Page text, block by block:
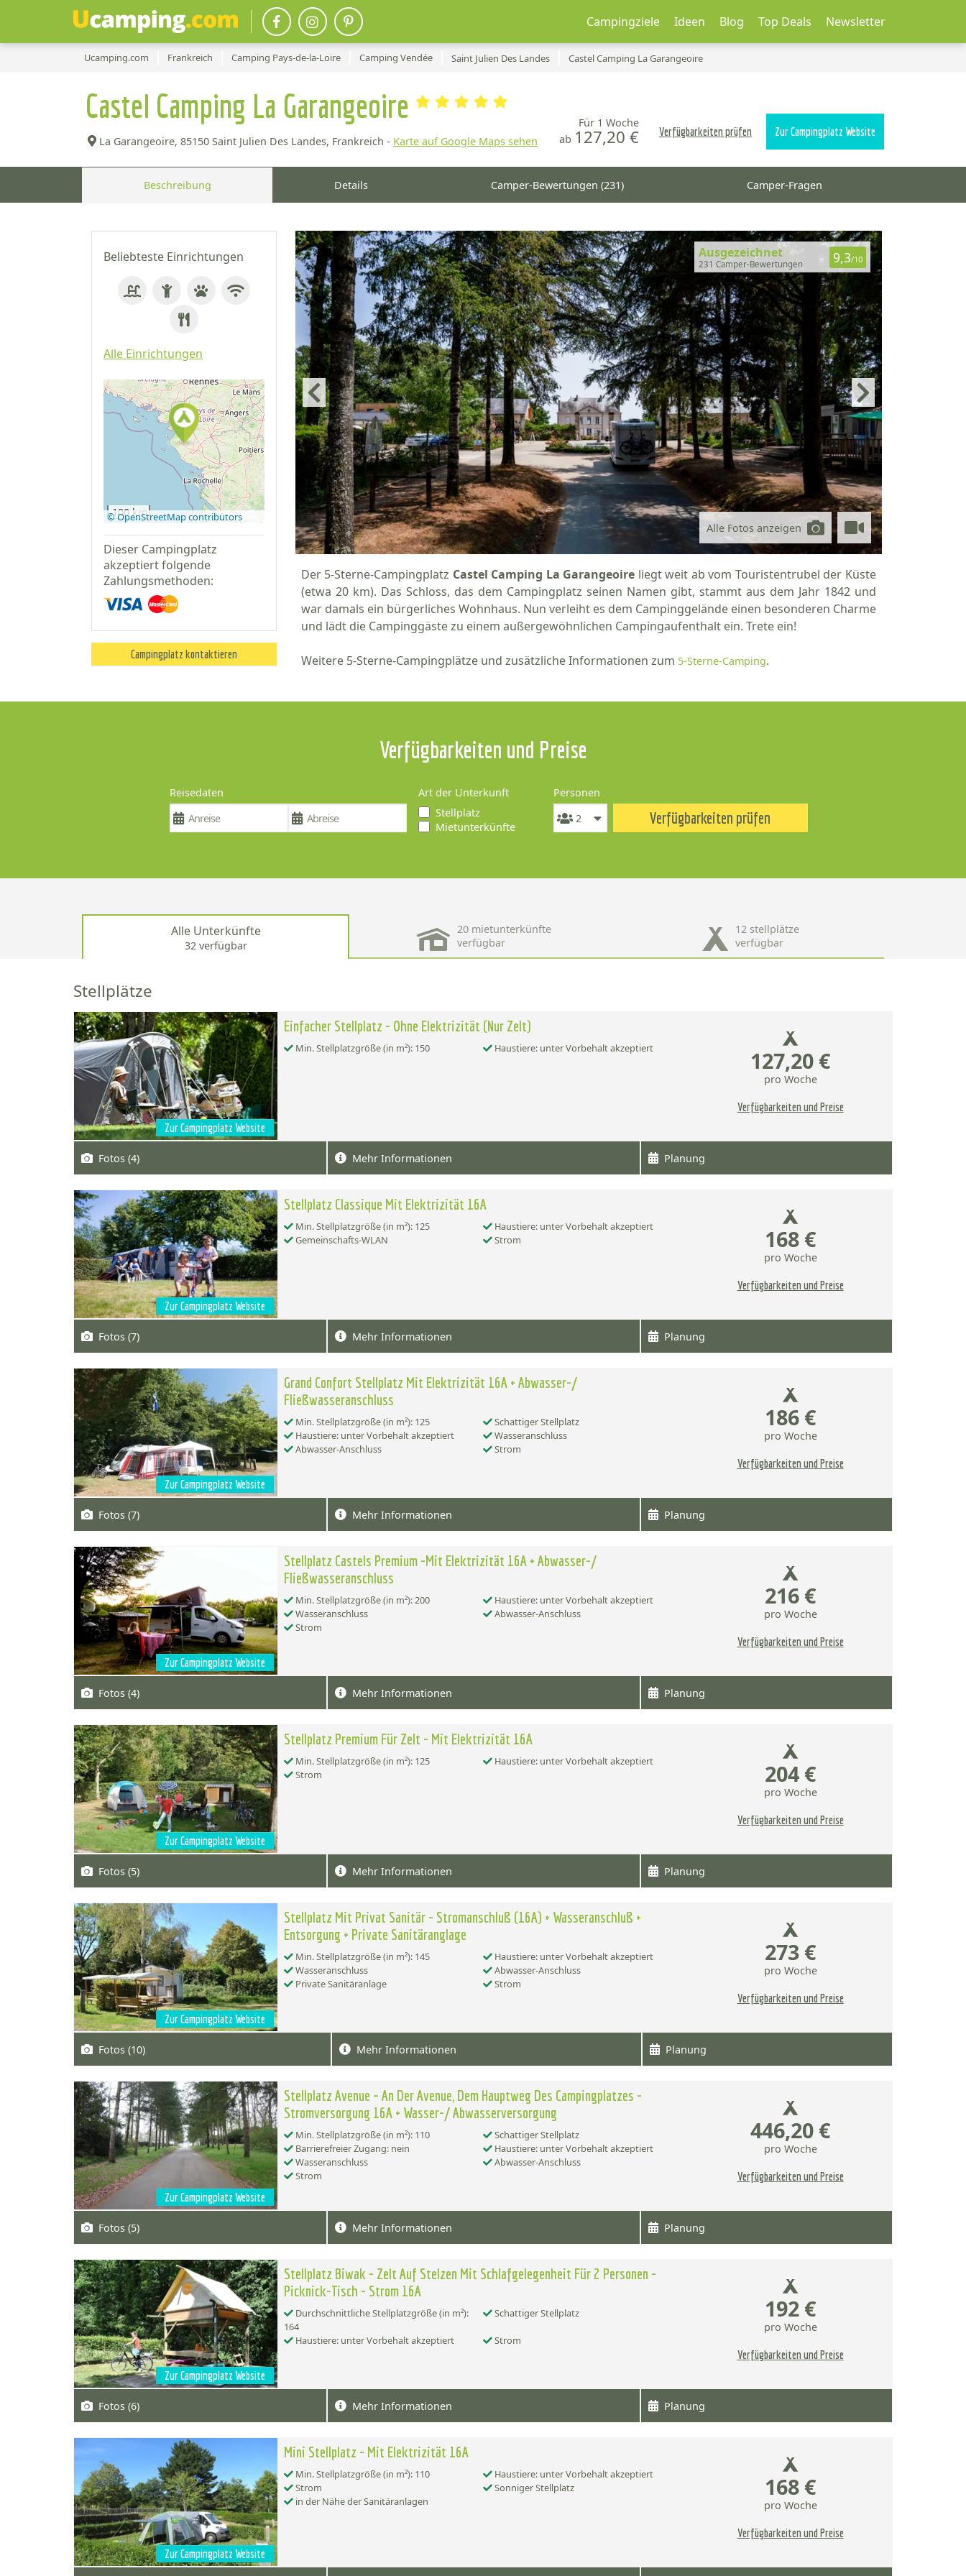
Campingziele Ideen Blog Top Deals Newsletter
Ucamping.com Frankreich Camping Pays-de-la-Loire Camping Vendée Saint Julien Des Landes Castel Camping La Garangeoire
Castel Camping La Garangeoire
La Garangeoire, 85150 Saint Julien Des Landes, Frankreich - Karte auf Google Maps sehen
Für 1 Woche
ab 127,20 € Verfügbarkeiten prüfen Zur Campingplatz Website
Beschreibung Details Camper-Bewertungen (231) Camper-Fragen
Beliebteste Einrichtungen
Alle Einrichtungen
Auf Google
Maps
anzeigen
100 km
© OpenStreetMap contributors
Dieser Campingplatz
akzeptiert folgende
Zahlungsmethoden:
Campingplatz kontaktieren
Alle Fotos anzeigen
Ausgezeichnet
231 Camper-Bewertungen 9,3/10
Der 5-Sterne-Campingplatz Castel Camping La Garangeoire liegt weit ab vom Touristentrubel der Küste
(etwa 20 km). Das Schloss, das dem Campingplatz seinen Namen gibt, stammt aus dem Jahr 1842 und
war damals ein bürgerliches Wohnhaus. Nun verleiht es dem Campinggelände einen besonderen Charme
und lädt die Campinggäste zu einem außergewöhnlichen Campingaufenthalt ein. Trete ein!
Weitere 5-Sterne-Campingplätze und zusätzliche Informationen zum 5-Sterne-Camping.
Verfügbarkeiten und Preise
Reisedaten
Art der Unterkunft
Stellplatz
Mietunterkünfte
Personen
Verfügbarkeiten prüfen
Alle Unterkünfte
32 verfügbar
20 mietunterkünfte
verfügbar
12 stellplätze
verfügbar
Stellplätze
Zur Campingplatz Website
Einfacher Stellplatz - Ohne Elektrizität (Nur Zelt)
Min. Stellplatzgröße (in m²): 150 Haustiere: unter Vorbehalt akzeptiert 127,20 €
pro Woche
Verfügbarkeiten und Preise
Fotos (4) Mehr Informationen Planung
Zur Campingplatz Website
Stellplatz Classique Mit Elektrizität 16A
Min. Stellplatzgröße (in m²): 125
Haustiere: unter Vorbehalt akzeptiert
Gemeinschafts-WLAN
Strom 168 €
pro Woche
Verfügbarkeiten und Preise
Fotos (7) Mehr Informationen Planung
Zur Campingplatz Website
Grand Confort Stellplatz Mit Elektrizität 16A + Abwasser-/
Fließwasseranschluss
Min. Stellplatzgröße (in m²): 125
Schattiger Stellplatz
Haustiere: unter Vorbehalt akzeptiert
Wasseranschluss
Abwasser-Anschluss
Strom
186 €
pro Woche
Verfügbarkeiten und Preise
Fotos (7) Mehr Informationen Planung
Zur Campingplatz Website
Stellplatz Castels Premium -Mit Elektrizität 16A + Abwasser-/
Fließwasseranschluss
Min. Stellplatzgröße (in m²): 200
Haustiere: unter Vorbehalt akzeptiert
Wasseranschluss
Abwasser-Anschluss
Strom
216 €
pro Woche
Verfügbarkeiten und Preise
Fotos (4) Mehr Informationen Planung
Zur Campingplatz Website
Stellplatz Premium Für Zelt - Mit Elektrizität 16A
Min. Stellplatzgröße (in m²): 125
Haustiere: unter Vorbehalt akzeptiert
Strom
204 €
pro Woche
Verfügbarkeiten und Preise
Fotos (5) Mehr Informationen Planung
Zur Campingplatz Website
Stellplatz Mit Privat Sanitär - Stromanschluß (16A) + Wasseranschluß +
Entsorgung + Private Sanitäranglage
Min. Stellplatzgröße (in m²): 145
Haustiere: unter Vorbehalt akzeptiert
Wasseranschluss
Abwasser-Anschluss
Private Sanitäranlage
Strom
273 €
pro Woche
Verfügbarkeiten und Preise
Fotos (10) Mehr Informationen Planung
Zur Campingplatz Website
Stellplatz Avenue – An Der Avenue, Dem Hauptweg Des Campingplatzes -
Stromversorgung 16A + Wasser-/ Abwasserversorgung
Min. Stellplatzgröße (in m²): 110
Schattiger Stellplatz
Barrierefreier Zugang: nein
Haustiere: unter Vorbehalt akzeptiert
Wasseranschluss
Abwasser-Anschluss
Strom
446,20 €
pro Woche
Verfügbarkeiten und Preise
Fotos (5) Mehr Informationen Planung
Zur Campingplatz Website
Stellplatz Biwak - Zelt Auf Stelzen Mit Schlafgelegenheit Für 2 Personen -
Picknick-Tisch - Strom 16A
Durchschnittliche Stellplatzgröße (in m²):
164
Schattiger Stellplatz
Haustiere: unter Vorbehalt akzeptiert Strom
192 €
pro Woche
Verfügbarkeiten und Preise
Fotos (6) Mehr Informationen Planung
Zur Campingplatz Website
Mini Stellplatz - Mit Elektrizität 16A
Min. Stellplatzgröße (in m²): 110
Haustiere: unter Vorbehalt akzeptiert
Strom
Sonniger Stellplatz
in der Nähe der Sanitäranlagen
168 €
pro Woche
Verfügbarkeiten und Preise